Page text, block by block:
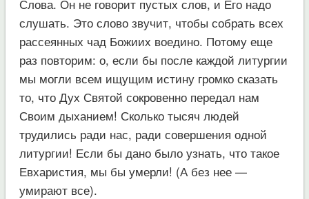
Слова. Он не говорит пустых слов, и Его надо
слушать. Это слово звучит, чтобы собрать всех
рассеянных чад Божиих воедино. Потому еще
раз повторим: о, если бы после каждой литургии
мы могли всем ищущим истину громко сказать
то, что Дух Святой сокровенно передал нам
Своим дыханием! Сколько тысяч людей
трудились ради нас, ради совершения одной
литургии! Если бы дано было узнать, что такое
Евхаристия, мы бы умерли! (А без нее —
умирают все).